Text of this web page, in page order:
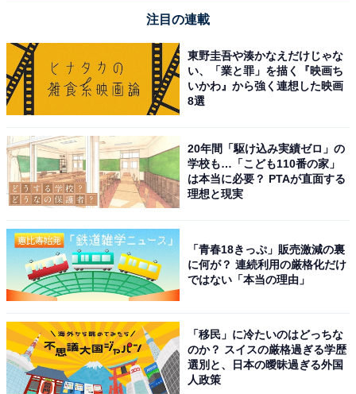
注目の連載
東野圭吾や湊かなえだけじゃな
い、「業と罪」を描く『映画ち
いかわ』から強く連想した映画
8選
20年間「駆け込み実績ゼロ」の
学校も…「こども110番の家」
は本当に必要？ PTAが直面する
理想と現実
「青春18きっぷ」販売激減の裏
に何が？ 連続利用の厳格化だけ
ではない「本当の理由」
「移民」に冷たいのはどっちな
のか？ スイスの厳格過ぎる学歴
選別と、日本の曖昧過ぎる外国
人政策